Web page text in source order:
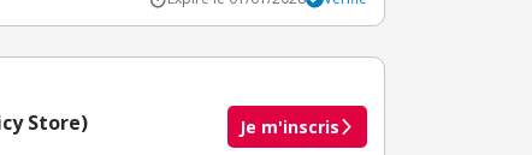
Store) Je m'inscris